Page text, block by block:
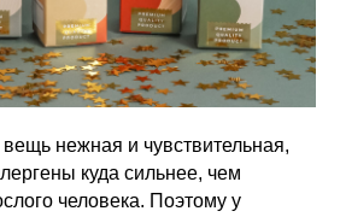
нежная и чувствительная,
куда сильнее, чем
человека. Поэтому у